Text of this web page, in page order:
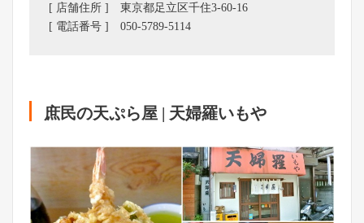
[ 店舗住所 ] 東京都足立区千住3-60-16
[ 電話番号 ] 050-5789-5114
庶民の天ぷら屋 | 天婦羅いもや